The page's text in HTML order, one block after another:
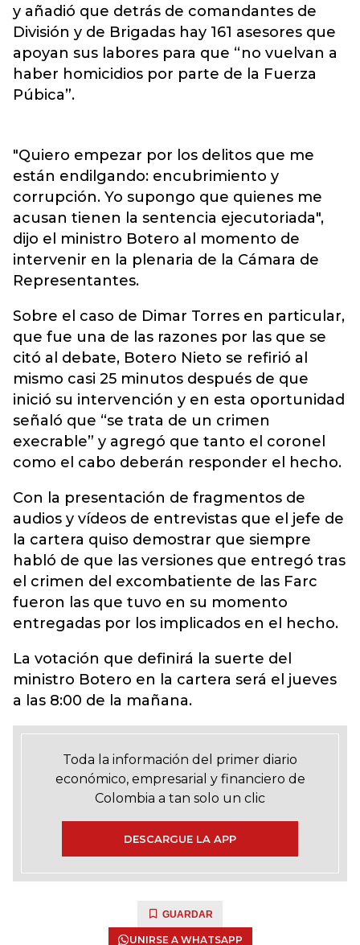
y añadió que detrás de comandantes de
División y de Brigadas hay 161 asesores que
apoyan sus labores para que “no vuelvan a
haber homicidios por parte de la Fuerza
Púbica”.
"Quiero empezar por los delitos que me
están endilgando: encubrimiento y
corrupción. Yo supongo que quienes me
acusan tienen la sentencia ejecutoriada",
dijo el ministro Botero al momento de
intervenir en la plenaria de la Cámara de
Representantes.
Sobre el caso de Dimar Torres en particular,
que fue una de las razones por las que se
citó al debate, Botero Nieto se refirió al
mismo casi 25 minutos después de que
inició su intervención y en esta oportunidad
señaló que “se trata de un crimen
execrable” y agregó que tanto el coronel
como el cabo deberán responder el hecho.
Con la presentación de fragmentos de
audios y vídeos de entrevistas que el jefe de
la cartera quiso demostrar que siempre
habló de que las versiones que entregó tras
el crimen del excombatiente de las Farc
fueron las que tuvo en su momento
entregadas por los implicados en el hecho.
La votación que definirá la suerte del
ministro Botero en la cartera será el jueves
a las 8:00 de la mañana.
Toda la información del primer diario
económico, empresarial y financiero de
Colombia a tan solo un clic
DESCARGUE LA APP
GUARDAR
UNIRSE A WHATSAPP